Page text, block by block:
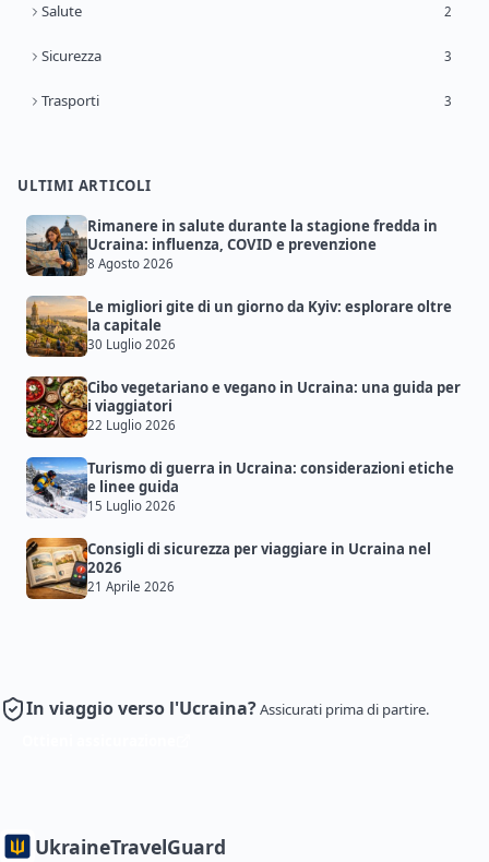
Salute 2
Sicurezza 3
Trasporti 3
ULTIMI ARTICOLI
Rimanere in salute durante la stagione fredda in
Ucraina: influenza, COVID e prevenzione
8 Agosto 2026
Le migliori gite di un giorno da Kyiv: esplorare oltre
la capitale
30 Luglio 2026
Cibo vegetariano e vegano in Ucraina: una guida per
i viaggiatori
22 Luglio 2026
Turismo di guerra in Ucraina: considerazioni etiche
e linee guida
15 Luglio 2026
Consigli di sicurezza per viaggiare in Ucraina nel
2026
21 Aprile 2026
In viaggio verso l'Ucraina?Assicurati prima di partire.
UkraineTravelGuard